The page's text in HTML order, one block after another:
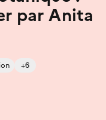
par Anita
+6